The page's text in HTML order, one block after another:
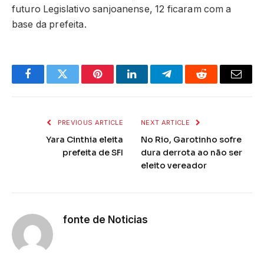
futuro Legislativo sanjoanense, 12 ficaram com a
base da prefeita.
FacebookTwitter PinterestLinkedInTelegramReddit Email
PREVIOUS ARTICLE
Yara Cinthia eleita
prefeita de SFI
NEXT ARTICLE
No Rio, Garotinho sofre
dura derrota ao não ser
eleito vereador
fonte de Noticias